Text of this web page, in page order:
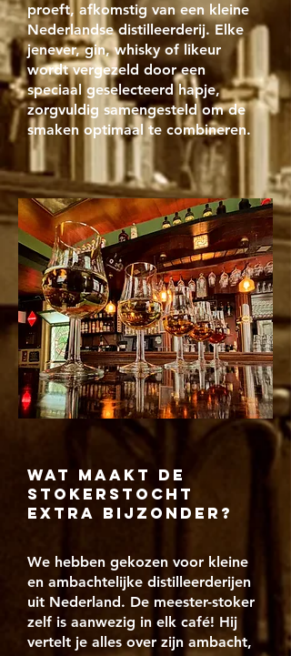
proeft, afkomstig van een kleine
Nederlandse distilleerderij. Elke
jenever, gin, whisky of likeur
wordt vergezeld door een
speciaal geselecteerd hapje,
zorgvuldig samengesteld om de
smaken optimaal te combineren.
wat maakt de
stokerstocht
extra bijzonder?
We hebben gekozen voor kleine
en ambachtelijke distilleerderijen
uit Nederland. De meester-stoker
zelf is aanwezig in elk café! Hij
vertelt je alles over zijn ambacht,